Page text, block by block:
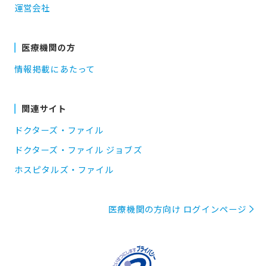
運営会社
医療機関の方
情報掲載にあたって
関連サイト
ドクターズ・ファイル
ドクターズ・ファイル ジョブズ
ホスピタルズ・ファイル
医療機関の方向け ログインページ